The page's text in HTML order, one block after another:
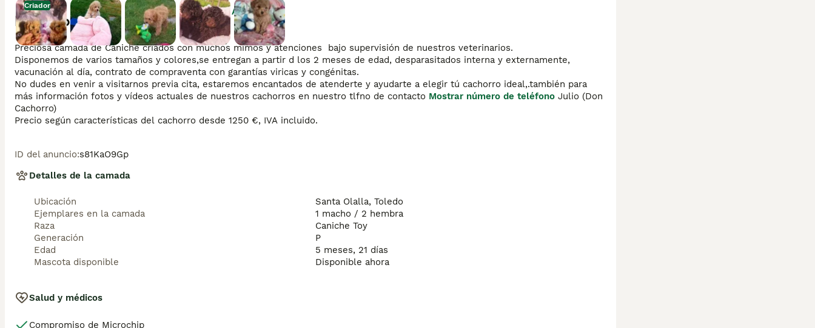
Criador
Agrandar
Descripción
Preciosa camada de Caniche criados con muchos mimos y atenciones  bajo supervisión de nuestros veterinarios.
Disponemos de varios tamaños y colores,se entregan a partir d los 2 meses de edad, desparasitados interna y externamente,
vacunación al día, contrato de compraventa con garantías viricas y congénitas.
No dudes en venir a visitarnos previa cita, estaremos encantados de atenderte y ayudarte a elegir tú cachorro ideal,.también para
más información fotos y vídeos actuales de nuestros cachorros en nuestro tlfno de contacto Mostrar número de teléfono Julio (Don
Cachorro)
Precio según características del cachorro desde 1250 €, IVA incluido.
ID del anuncio:s81KaO9Gp
Detalles de la camada
Ubicación
Santa Olalla, Toledo
Ejemplares en la camada
1 macho / 2 hembra
Raza
Caniche Toy
Generación
P
Edad
5 meses, 21 días
Mascota disponible
Disponible ahora
Salud y médicos
Compromiso de Microchip